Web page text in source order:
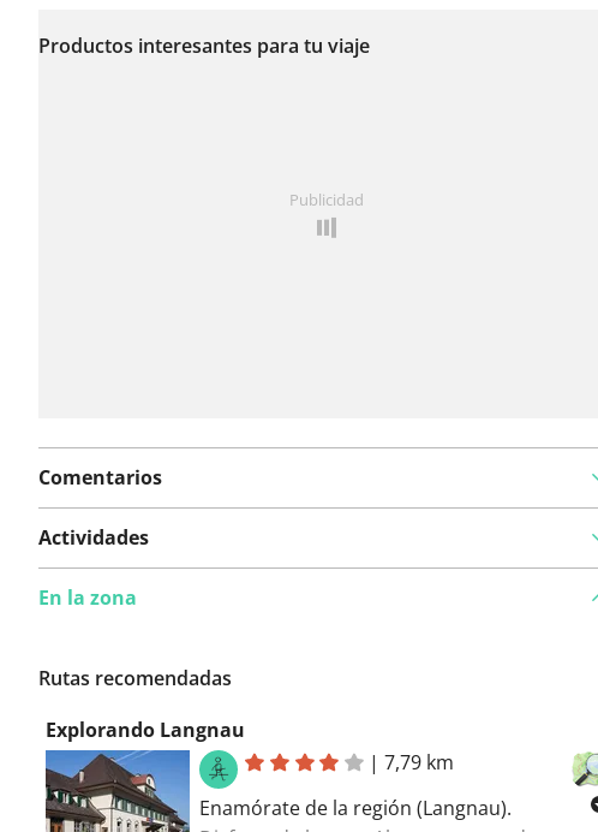
reportado incidencias
Productos interesantes para tu viaje
Publicidad
Comentarios
Actividades
En la zona
Rutas recomendadas
Explorando Langnau
|7,79 km
Enamórate de la región (Langnau).